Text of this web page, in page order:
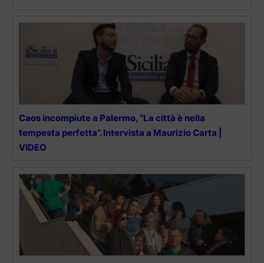
Caos incompiute a Palermo, “La città è nella
tempesta perfetta”. Intervista a Maurizio Carta |
VIDEO